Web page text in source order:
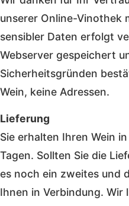
unserer Online-Vinothek
sensibler Daten erfolgt
Webserver gespeichert
Sicherheitsgründen
Wein, keine Adressen.
Lieferung
Sie erhalten Ihren Wein
Tagen. Sollten Sie die
es noch ein zweites und
Ihnen in Verbindung. Wir